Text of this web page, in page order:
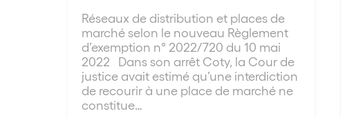
Réseaux de distribution et places de
marché selon le nouveau Règlement
d’exemption n° 2022/720 du 10 mai
2022 Dans son arrêt Coty, la Cour de
justice avait estimé qu’une interdiction
de recourir à une place de marché ne
constitue…